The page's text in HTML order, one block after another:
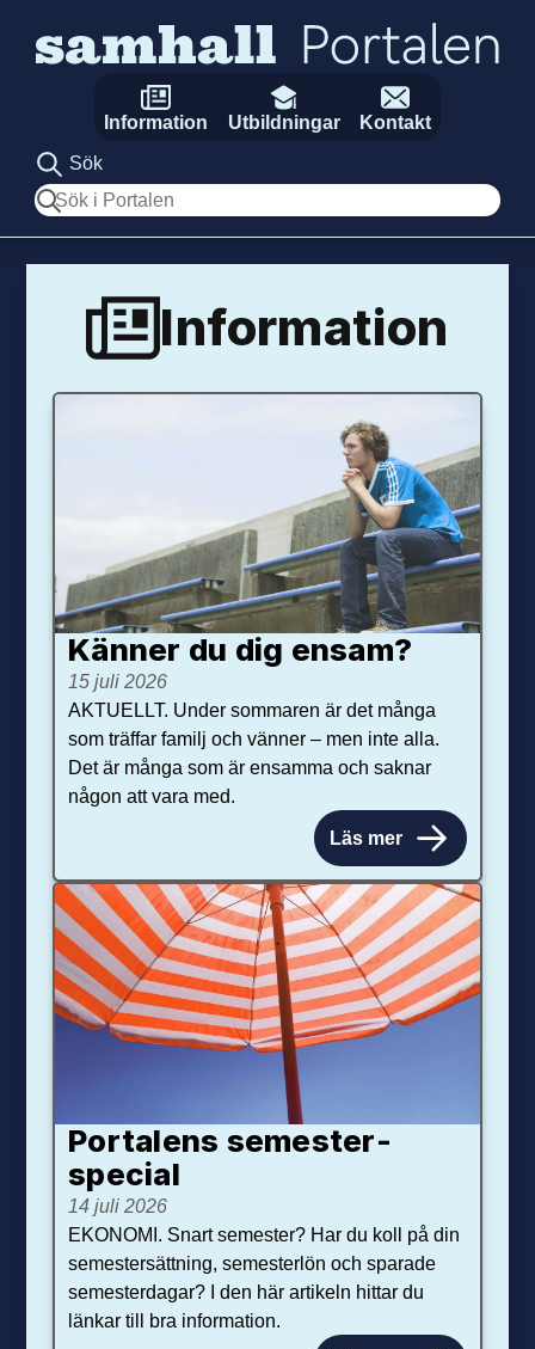
Information Utbildningar
Kontakt
Sök
Sök
Information
Känner du dig ensam?
15 juli 2026
AKTUELLT. Under sommaren är det många
som träffar familj och vänner – men inte alla.
Det är många som är ensamma och saknar
någon att vara med.
Läs mer
Portalens semester­
special
14 juli 2026
EKONOMI. Snart semester? Har du koll på din
semestersättning, semesterlön och sparade
semesterdagar? I den här artikeln hittar du
länkar till bra information.